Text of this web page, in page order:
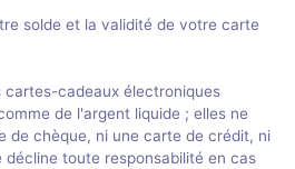
solde et la validité de votre carte
cadeaux électroniques
de l'argent liquide ; elles ne
de chèque, ni une carte de crédit, ni
toute responsabilité en cas